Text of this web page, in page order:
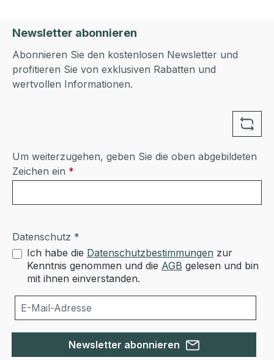
Newsletter abonnieren
Abonnieren Sie den kostenlosen Newsletter und
profitieren Sie von exklusiven Rabatten und
wertvollen Informationen.
Um weiterzugehen, geben Sie die oben abgebildeten
Zeichen ein *
Datenschutz *
Ich habe die Datenschutzbestimmungen zur
Kenntnis genommen und die AGB gelesen und bin
mit ihnen einverstanden.
Newsletter abonnieren